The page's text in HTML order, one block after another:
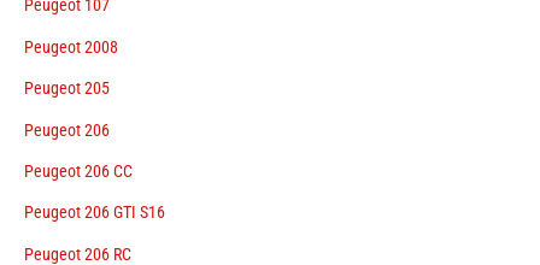
Peugeot 107
Peugeot 2008
Peugeot 205
Peugeot 206
Peugeot 206 CC
Peugeot 206 GTI S16
Peugeot 206 RC